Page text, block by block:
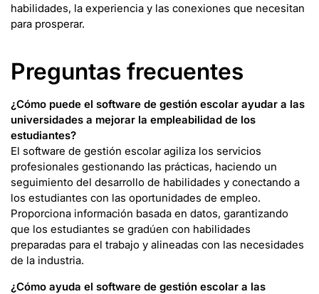
habilidades, la experiencia y las conexiones que necesitan
para prosperar.
Preguntas frecuentes
¿Cómo puede el software de gestión escolar ayudar a las
universidades a mejorar la empleabilidad de los
estudiantes?
El software de gestión escolar agiliza los servicios
profesionales gestionando las prácticas, haciendo un
seguimiento del desarrollo de habilidades y conectando a
los estudiantes con las oportunidades de empleo.
Proporciona información basada en datos, garantizando
que los estudiantes se gradúen con habilidades
preparadas para el trabajo y alineadas con las necesidades
de la industria.
¿Cómo ayuda el software de gestión escolar a las